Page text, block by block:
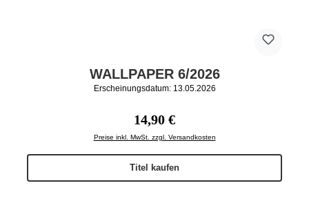
WALLPAPER 6/2026
Erscheinungsdatum: 13.05.2026
Regulärer Preis:
14,90 €
Preise inkl. MwSt. zzgl. Versandkosten
Titel kaufen